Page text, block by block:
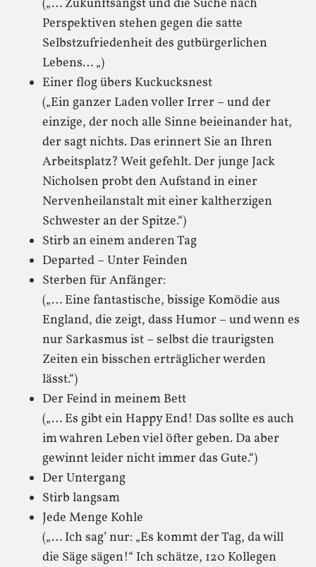
(„… Zukunftsangst und die Suche nach
Perspektiven stehen gegen die satte
Selbstzufriedenheit des gutbürgerlichen
Lebens… „)
Einer flog übers Kuckucksnest
(„Ein ganzer Laden voller Irrer – und der
einzige, der noch alle Sinne beieinander hat,
der sagt nichts. Das erinnert Sie an Ihren
Arbeitsplatz? Weit gefehlt. Der junge Jack
Nicholsen probt den Aufstand in einer
Nervenheilanstalt mit einer kaltherzigen
Schwester an der Spitze.“)
Stirb an einem anderen Tag
Departed – Unter Feinden
Sterben für Anfänger:
(„… Eine fantastische, bissige Komödie aus
England, die zeigt, dass Humor – und wenn es
nur Sarkasmus ist – selbst die traurigsten
Zeiten ein bisschen erträglicher werden
lässt.“)
Der Feind in meinem Bett
(„… Es gibt ein Happy End! Das sollte es auch
im wahren Leben viel öfter geben. Da aber
gewinnt leider nicht immer das Gute.“)
Der Untergang
Stirb langsam
Jede Menge Kohle
(„… Ich sag’ nur: „Es kommt der Tag, da will
die Säge sägen!“ Ich schätze, 120 Kollegen